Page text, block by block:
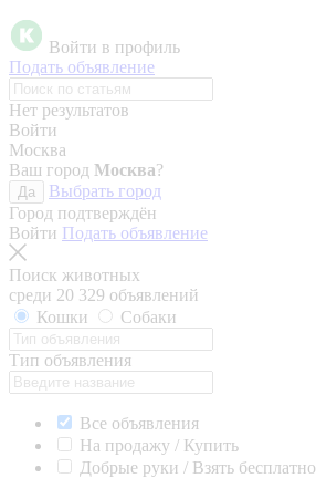
Войти в профиль
Подать объявление
Нет результатов
Войти
Москва
Ваш город Москва?
Да
Выбрать город
Город подтверждён
Войти Подать объявление
Поиск животных
среди 20 329 объявлений
Кошки
Собаки
Тип объявления
Все объявления
На продажу / Купить
Добрые руки / Взять бесплатно